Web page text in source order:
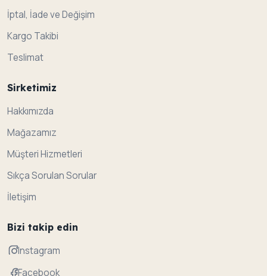
İptal, İade ve Değişim
Kargo Takibi
Teslimat
Sirketimiz
Hakkımızda
Mağazamız
Müşteri Hizmetleri
Sıkça Sorulan Sorular
İletişim
Bizi takip edin
Instagram
Facebook